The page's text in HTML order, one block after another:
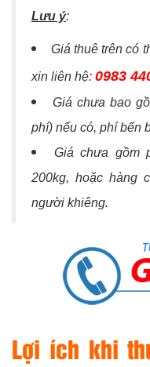
Lưu ý:
Giá thuê trên có
xin liên hệ: 0983
Giá chưa bao
phí) nếu có, phí bến
Giá chưa gồm
200kg, hoặc hàng
người khiêng.
Lợi ích khi